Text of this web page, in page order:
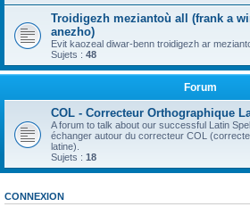
Troidigezh meziantoù all (frank a
anezho)
Evit kaozeal diwar-benn troidigezh ar
Sujets : 48
Forum
COL - Correcteur Orthographique
A forum to talk about our successful Latin
échanger autour du correcteur COL
latine).
Sujets : 18
CONNEXION